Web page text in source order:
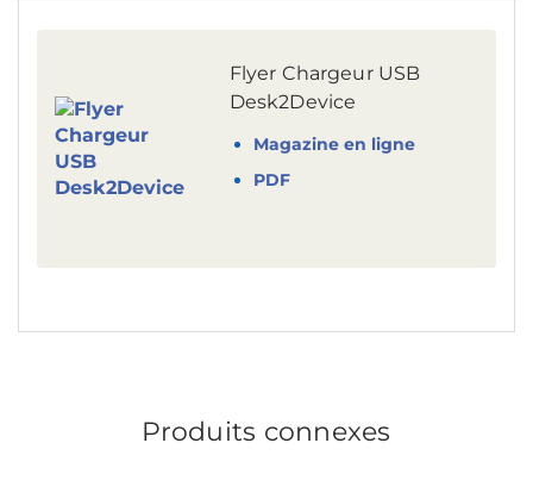
Flyer Chargeur USB
Desk2Device
Magazine en ligne
PDF
Produits connexes